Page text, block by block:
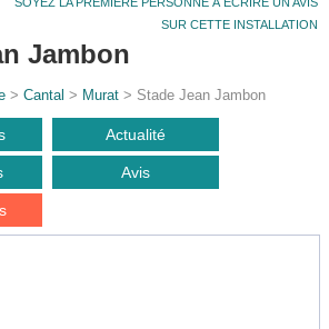
SUR CETTE INSTALLATION
Jambon
>Cantal > Murat > Stade Jean Jambon
Actualité
Avis